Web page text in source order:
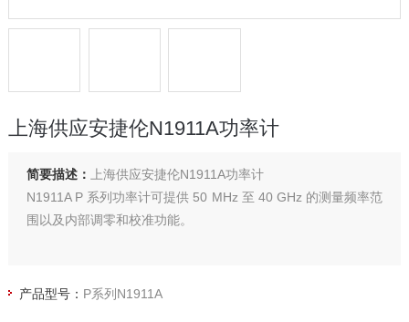
上海供应安捷伦N1911A功率计
简要描述：
上海供应安捷伦N1911A功率计
N1911A P 系列功率计可提供 50 MHz 至 40 GHz 的测量频率范
围以及内部调零和校准功能。
产品型号： P系列N1911A